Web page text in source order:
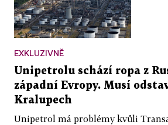
EXKLUZIVNĚ
Unipetrolu schází ropa z
západní Evropy. Musí
Kralupech
Unipetrol má problémy kvůli